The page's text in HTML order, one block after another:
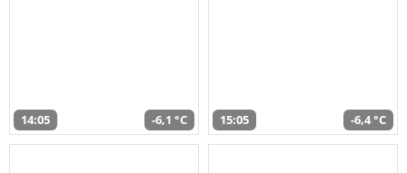
14:05 -6,1 °C 15:05 -6,4 °C